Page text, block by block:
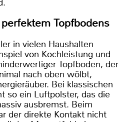
Topfbodens
in vielen Haushalten
von Kochleistung und
Topfboden, der
nach oben wölbt,
Bei klassischen
so ein Luftpolster, das die
ausbremst. Beim
der direkte Kontakt nicht